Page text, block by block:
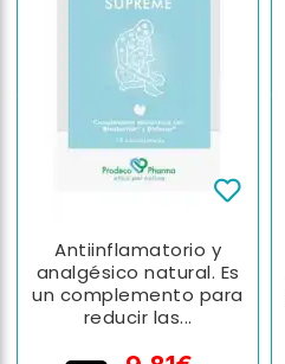
Antiinflamatorio y
analgésico natural. Es
un complemento para
reducir las...